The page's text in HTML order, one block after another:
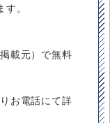
。
載元）で無料
お電話にて詳